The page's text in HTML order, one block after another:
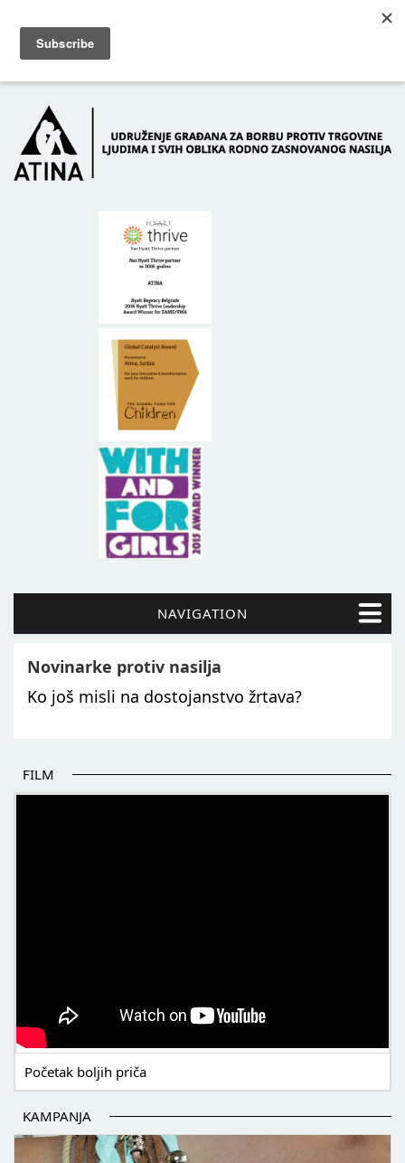
POČETNA O NAMA
NAVIGATION
Novinarke protiv nasilja
Ko još misli na dostojanstvo žrtava?
FILM
Početak boljih priča
KAMPANJA